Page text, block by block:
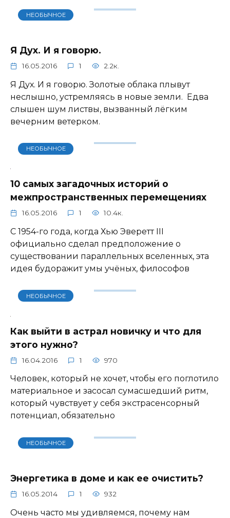
НЕОБЫЧНОЕ
Я Дух. И я говорю.
16.05.2016 1 2.2к.
Я Дух. И я говорю. Золотые облака плывут
неслышно, устремляясь в новые земли. Едва
слышен шум листвы, вызванный лёгким
вечерним ветерком.
НЕОБЫЧНОЕ
10 самых загадочных историй о
межпространственных перемещениях
16.05.2016 1 10.4к.
С 1954-го года, когда Хью Эверетт III
официально сделал предположение о
существовании параллельных вселенных, эта
идея будоражит умы учёных, философов
НЕОБЫЧНОЕ
Как выйти в астрал новичку и что для
этого нужно?
16.04.2016 1 970
Человек, который не хочет, чтобы его поглотило
материальное и засосал сумасшедший ритм,
который чувствует у себя экстрасенсорный
потенциал, обязательно
НЕОБЫЧНОЕ
Энергетика в доме и как ее очистить?
16.05.2014 1 932
Очень часто мы удивляемся, почему нам